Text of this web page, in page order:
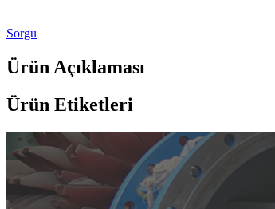
Forster Hidroelektrik Kaplan Türbin Jeneratörü
Alternatif Enerji Hidroelektrik Jeneratörü
Düşük İnşaat Maliyeti, Yüksek Verimlilik,
Sorgu
Ürün Açıklaması
Ürün Etiketleri